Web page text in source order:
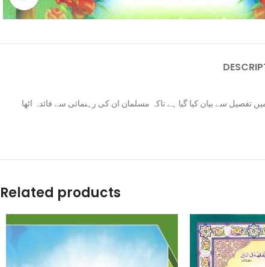
سے بیان کیا گیا ہے تاکہ مسلمان ان کی رہنمائی سے فائدہ اٹھا
Related products